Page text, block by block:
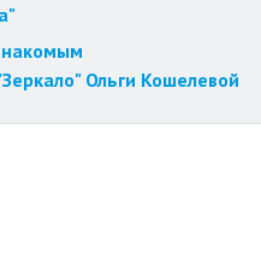
Ольги Кошелевой